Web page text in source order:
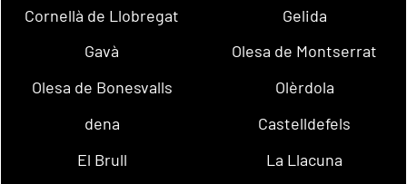
Cornellà de Llobregat
Gelida
Gavà
Olesa de Montserrat
Olesa de Bonesvalls
Olèrdola
dena
Castelldefels
El Brull
La Llacuna